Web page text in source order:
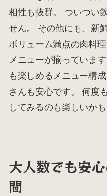
相性も抜群。 ついつい
せん。 その他にも、新
ボリューム満点の肉料
メニューが揃っていま
も楽しめるメニュー構
さんも安心です。 何度
してみるのも楽しいかも
大人数でも安
間